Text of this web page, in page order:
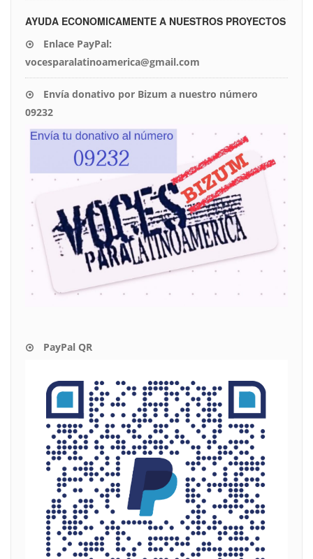
AYUDA ECONOMICAMENTE A NUESTROS PROYECTOS
Enlace PayPal:
vocesparalatinoamerica@gmail.com
Envía donativo por Bizum a nuestro número
09232
PayPal QR